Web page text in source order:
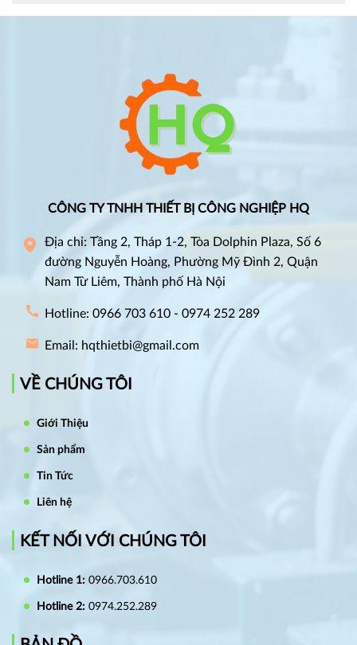
CÔNG TY TNHH THIẾT BỊ CÔNG NGHIỆP HQ
Địa chỉ: Tầng 2, Tháp 1-2, Tòa Dolphin Plaza, Số 6
đường Nguyễn Hoàng, Phường Mỹ Đình 2, Quận
Nam Từ Liêm, Thành phố Hà Nội
Hotline: 0966 703 610 - 0974 252 289
Email: hqthietbi@gmail.com
VỀ CHÚNG TÔI
Giới Thiệu
Sản phẩm
Tin Tức
Liên hệ
KẾT NỐI VỚI CHÚNG TÔI
Hotline 1: 0966.703.610
Hotline 2: 0974.252.289